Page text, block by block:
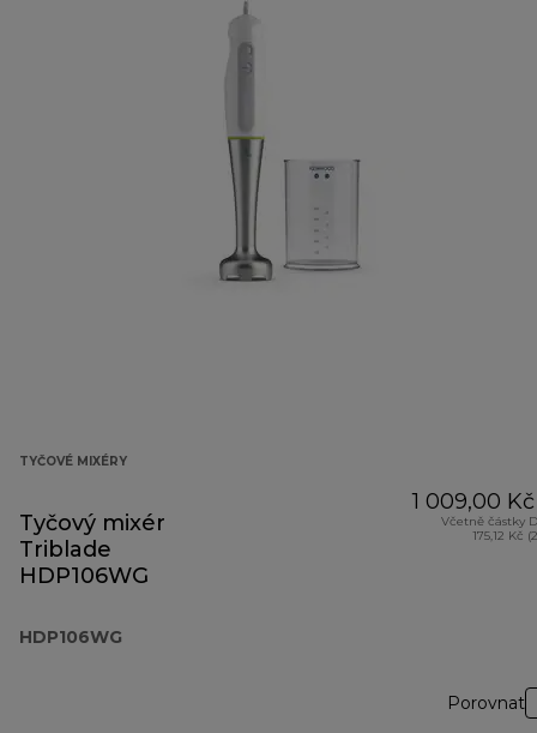
TYČOVÉ MIXÉRY
Tyčový mixér
Triblade
HDP106WG
HDP106WG
1 009,00 Kč
Včetně částky
175,12 Kč
Porovnat